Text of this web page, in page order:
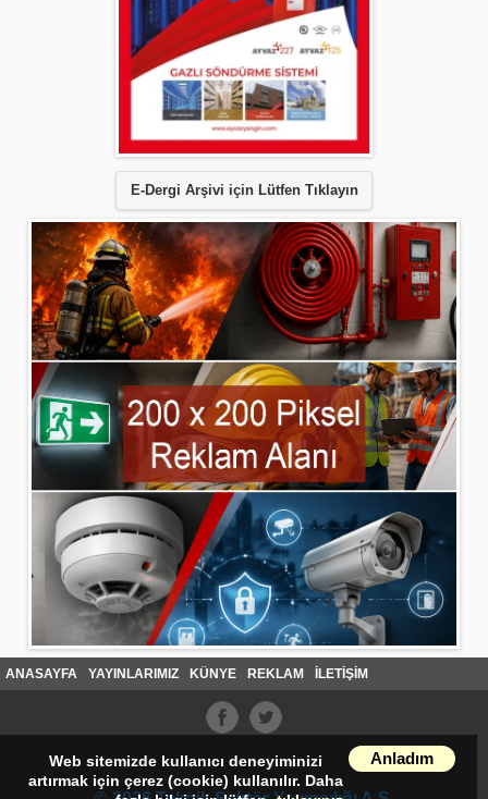
E-Dergi Arşivi için Lütfen Tıklayın
Anladım
Web sitemizde kullanıcı deneyiminizi
artırmak için çerez (cookie) kullanılır. Daha
ANASAYFA YAYINLARIMIZ KÜNYE REKLAM İLETİŞİM